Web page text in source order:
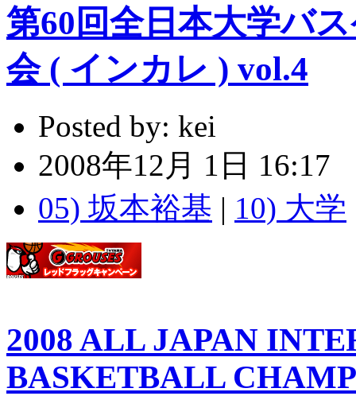
第60回全日本大学バ
会 ( インカレ ) vol.4
Posted by: kei
2008年12月 1日 16:17
05) 坂本裕基 | 10) 大学
2008 ALL JAPAN
BASKETBALL